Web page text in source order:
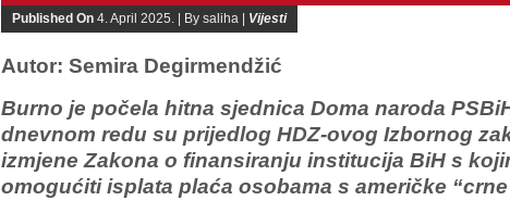
Published On 4. April 2025. | By saliha | Vijesti
Autor: Semira Degirmendžić
Burno je počela hitna sjednica Doma naroda
dnevnom redu su prijedlog HDZ-ovog Izbornog
izmjene Zakona o finansiranju institucija BiH s
omogućiti isplata plaća osobama s američke